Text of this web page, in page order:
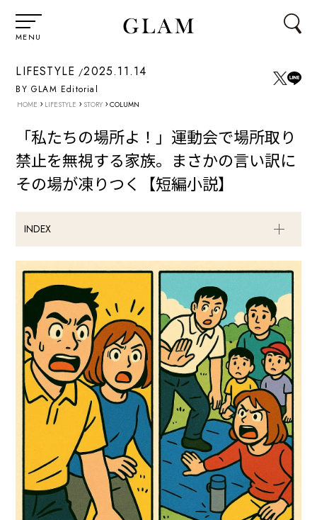
MENU
LIFESTYLE 2025.11.14
BY GLAM Editorial
HOME › LIFESTYLE › STORY › COLUMN
「私たちの場所よ！」運動会で場所取り
禁止を無視する家族。まさかの言い訳に
その場が凍りつく【短編小説】
INDEX